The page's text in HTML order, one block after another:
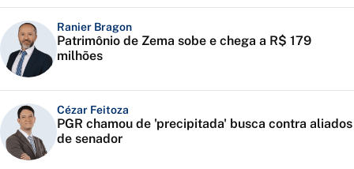
Ranier Bragon
Patrimônio de Zema sobe e chega a R$ 179
milhões
Cézar Feitoza
PGR chamou de 'precipitada' busca contra aliados
de senador